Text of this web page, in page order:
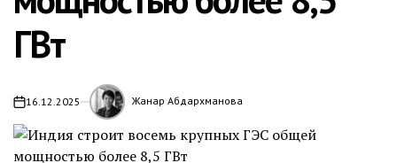
ГВт
16.12.2025 Жанар Абдархманова